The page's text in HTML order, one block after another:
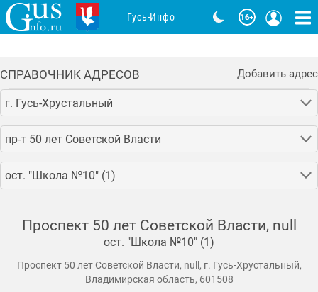
СПРАВОЧНИК АДРЕСОВ Добавить адрес
г. Гусь-Хрустальный
пр-т 50 лет Советской Власти
ост. "Школа №10" (1)
Проспект 50 лет Советской Власти, null
ост. "Школа №10" (1)
Проспект 50 лет Советской Власти, null, г. Гусь-Хрустальный,
Владимирская область, 601508
Гусь-Инфо